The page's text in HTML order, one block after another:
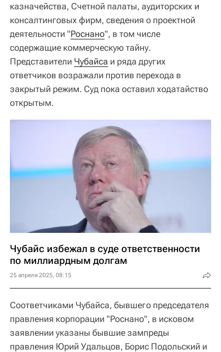
казначейства, Счетной палаты, аудиторских и
консалтинговых фирм, сведения о проектной
деятельности "Роснано", в том числе
содержащие коммерческую тайну.
Представители Чубайса и ряда других
ответчиков возражали против перехода в
закрытый режим. Суд пока оставил ходатайство
открытым.
Чубайс избежал в суде ответственности
по миллиардным долгам
25 апреля 2025, 08:15
Соответчиками Чубайса, бывшего председателя
правления корпорации "Роснано", в исковом
заявлении указаны бывшие зампреды
правления Юрий Удальцов, Борис Подольский и